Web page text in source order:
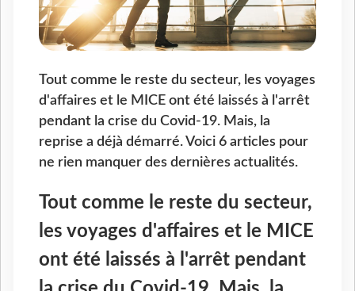
Tout comme le reste du secteur, les voyages
d'affaires et le MICE ont été laissés à l'arrêt
pendant la crise du Covid-19. Mais, la
reprise a déjà démarré. Voici 6 articles pour
ne rien manquer des dernières actualités.
Tout comme le reste du secteur,
les voyages d'affaires et le MICE
ont été laissés à l'arrêt pendant